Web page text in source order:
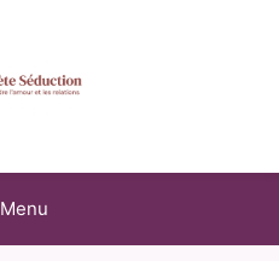
Menu